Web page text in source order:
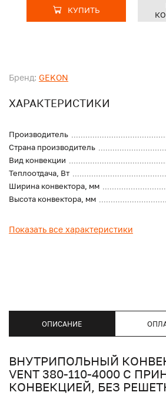
Бренд: GEKON
ХАРАКТЕРИСТИКИ
Производитель
Страна производитель
Вид конвекции
Теплоотдача, Вт
Ширина конвектора, мм
Высота конвектора, мм
Показать все характеристики
КУПИТЬ
ОПИСАНИЕ
ВНУТРИПОЛЬНЫЙ
VENT 380-110-4000 С
КОНВЕКЦИЕЙ, БЕЗ